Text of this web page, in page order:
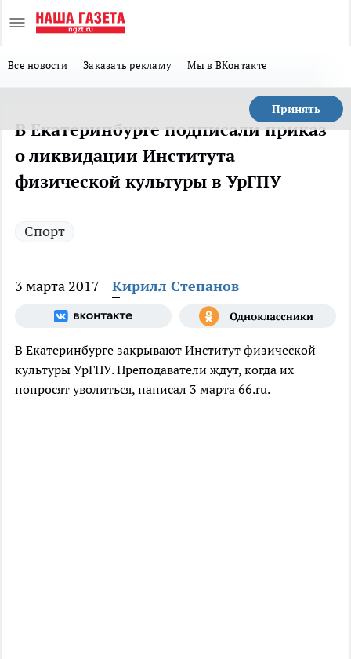
Все новости Заказать рекламу Мы в ВКонтакте
Принять
В Екатеринбурге подписали приказ
о ликвидации Института
физической культуры в УрГПУ
Спорт
3 марта 2017 Кирилл Степанов
В Екатеринбурге закрывают Институт физической
культуры УрГПУ. Преподаватели ждут, когда их
попросят уволиться, написал 3 марта 66.ru.